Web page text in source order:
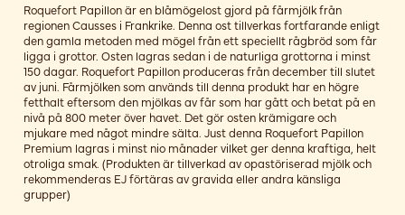
Roquefort Papillon är en blåmögelost gjord på fårmjölk från
regionen Causses i Frankrike. Denna ost tillverkas fortfarande enligt
den gamla metoden med mögel från ett speciellt rågbröd som får
ligga i grottor. Osten lagras sedan i de naturliga grottorna i minst
150 dagar. Roquefort Papillon produceras från december till slutet
av juni. Fårmjölken som används till denna produkt har en högre
fetthalt eftersom den mjölkas av får som har gått och betat på en
nivå på 800 meter över havet. Det gör osten krämigare och
mjukare med något mindre sälta. Just denna Roquefort Papillon
Premium lagras i minst nio månader vilket ger denna kraftiga, helt
otroliga smak. (Produkten är tillverkad av opastöriserad mjölk och
rekommenderas EJ förtäras av gravida eller andra känsliga
grupper)